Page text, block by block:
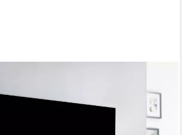
TV-Board Kommode 160cm MDF Eiche
Türen (Holz Eiche-Dekor 160x46x43 cm mit
Hoch, TV-Schrank Modern,